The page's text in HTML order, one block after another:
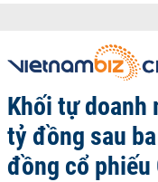
Khối tự doanh
tỷ đồng sau
đồng cổ phiếu